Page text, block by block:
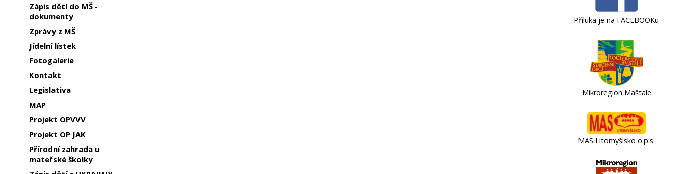
Zápis dětí do MŠ -
dokumenty
Zprávy z MŠ
Jídelní lístek
Fotogalerie
Kontakt
Legislativa
MAP
Projekt OPVVV
Projekt OP JAK
Přírodní zahrada u
mateřské školky
Příluka je na FACEBOOKu
Mikroregion Maštale
MAS Litomyšlsko o.p.s.